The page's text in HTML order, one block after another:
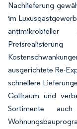
Nachlieferung
im
ausgerichtete Re-
schnellere
Golfraum und
Sortimente